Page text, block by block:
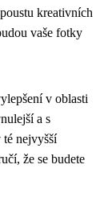
kreativních
vaše fotky
v oblasti
a s
nejvyšší
že se budete